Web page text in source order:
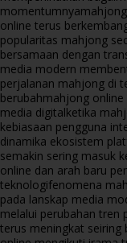
momentumnya
online terus
popularitas mahjong
bersamaan dengan
media modern
perjalanan mahjong di
berubahmahjong online
media digitalketika
kebiasaan pengguna
dinamika ekosistem
semakin sering masuk
online dan arah baru
teknologifenomena
pada lanskap media
melalui perubahan tren
terus meningkat seiring